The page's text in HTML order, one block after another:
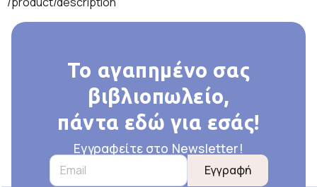
Το αγαπημένο σας
βιβλιοπωλείο,
πάντα εδώ για εσάς!
Εγγραφείτε στο Newsletter!
Εγγραφή